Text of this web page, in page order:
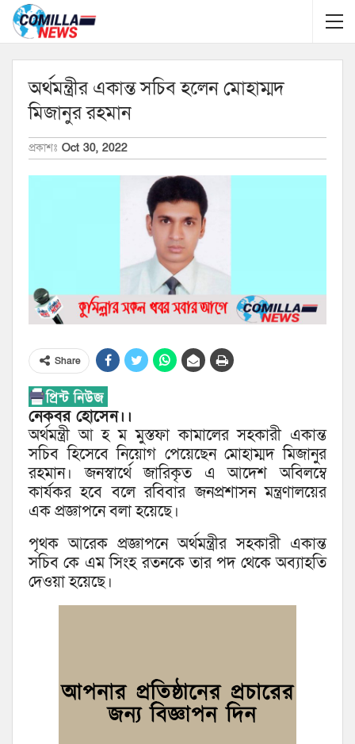
অর্থমন্ত্রীর একান্ত সচিব হলেন মোহাম্মদ
মিজানুর রহমান
প্রকাশঃ Oct 30, 2022
Share
নেকবর হোসেন।।
অর্থমন্ত্রী আ হ ম মুস্তফা কামালের সহকারী একান্ত
সচিব হিসেবে নিয়োগ পেয়েছেন মোহাম্মদ মিজানুর
রহমান। জনস্বার্থে জারিকৃত এ আদেশ অবিলম্বে
কার্যকর হবে বলে রবিবার জনপ্রশাসন মন্ত্রণালয়ের
এক প্রজ্ঞাপনে বলা হয়েছে।
পৃথক আরেক প্রজ্ঞাপনে অর্থমন্ত্রীর সহকারী একান্ত
সচিব কে এম সিংহ রতনকে তার পদ থেকে অব্যাহতি
দেওয়া হয়েছে।